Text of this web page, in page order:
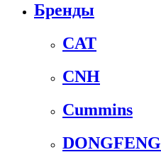
Бренды
CAT
CNH
Cummins
DONGFENG